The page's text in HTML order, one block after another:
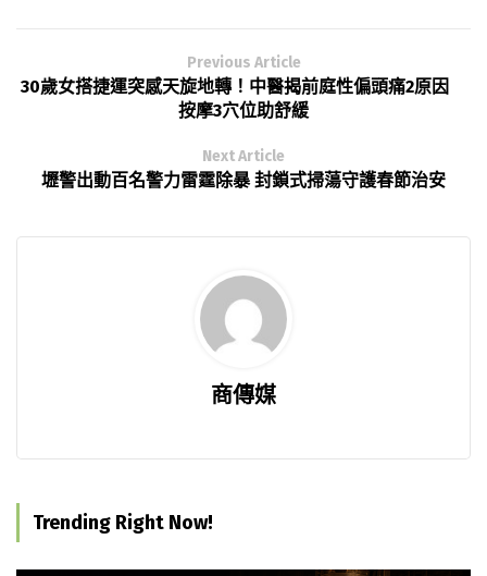
Previous Article
30歲女搭捷運突感天旋地轉！中醫揭前庭性偏頭痛2原因
按摩3穴位助舒緩
Next Article
壢警出動百名警力雷霆除暴 封鎖式掃蕩守護春節治安
商傳媒
Trending Right Now!